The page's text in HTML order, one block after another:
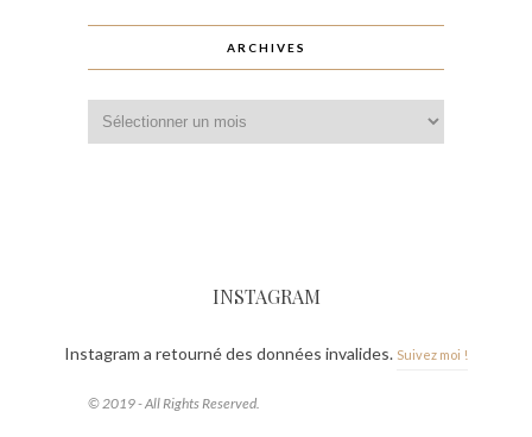
ARCHIVES
INSTAGRAM
Instagram a retourné des données invalides. Suivez moi !
© 2019 - All Rights Reserved.